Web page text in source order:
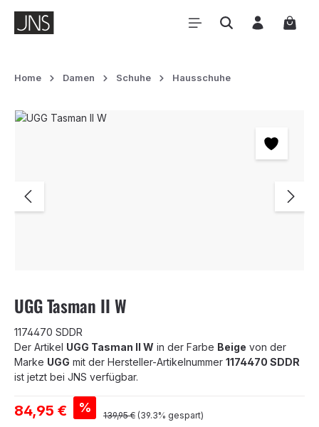
Zum Hauptinhalt springen
Home Damen Schuhe Hausschuhe
Bildergalerie überspringen
UGG Tasman II W
1174470 SDDR
Der Artikel UGG Tasman II W in der Farbe Beige von der
Marke UGG mit der Hersteller-Artikelnummer 1174470 SDDR
ist jetzt bei JNS verfügbar.
Verkaufspreis:
84,95 € % Regulärer Preis:
139,95 € (39.3% gespart)